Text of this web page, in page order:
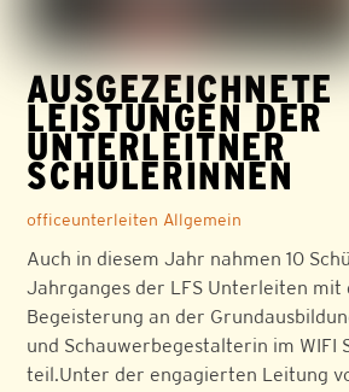
AUSGEZEICHNETE
LEISTUNGEN DER
UNTERLEITNER
SCHÜLERINNEN
officeunterleiten Allgemein
Auch in diesem Jahr nahmen 10
Jahrganges der LFS Unterleiten mit
Begeisterung an der
und Schauwerbegestalterin im WIFI
teil.Unter der engagierten Leitung